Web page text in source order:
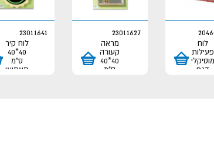
לוח
פעילות
מוסיקלי
דגם
23011627
מראה
קעורה
40*40
ס"מ
23011641
לוח קיר
40*40
ס"מ
תעתועי